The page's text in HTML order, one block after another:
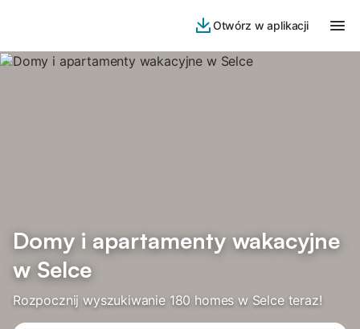
Otwórz w aplikacji
Domy i apartamenty wakacyjne
w Selce
Rozpocznij wyszukiwanie 180 homes w Selce teraz!